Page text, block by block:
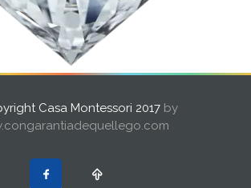
Casa Montessori 2017 by